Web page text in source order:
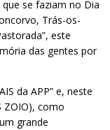
se faziam no Dia
Trás-os-
este
das gentes por
da APP” e, neste
ZOIO), como
grande